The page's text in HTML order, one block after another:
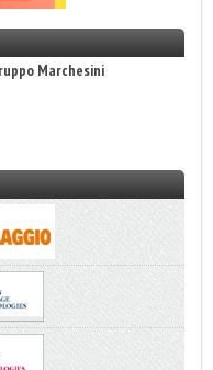
Marchesini